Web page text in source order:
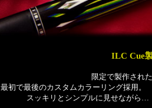
ILC Cue
限定で製作され
最初で最後のカスタムカラーリング採用
スッキリとシンプルに見せながら